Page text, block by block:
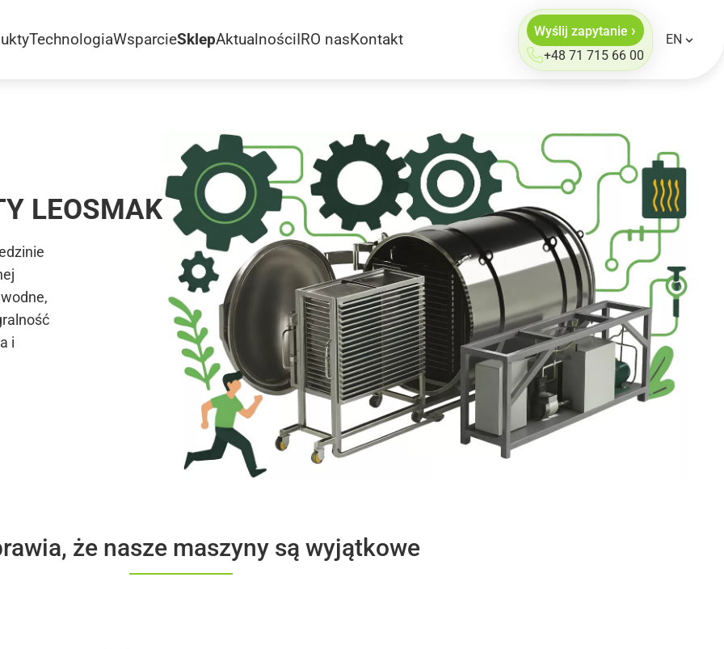
TechnologiaWsparcieSklepAktualnościIRO nasKontakt
+48 71 715 66 00
Wyślij zapytanie › EN
LEOSMAK
i
że nasze maszyny są wyjątkowe